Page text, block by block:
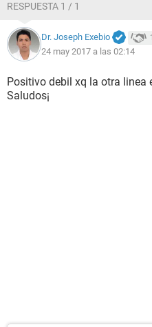
RESPUESTA 1 / 1
Dr. Joseph Exebio
24 may 2017 a las 02:14
Positivo debil xq la otra linea
Saludos¡